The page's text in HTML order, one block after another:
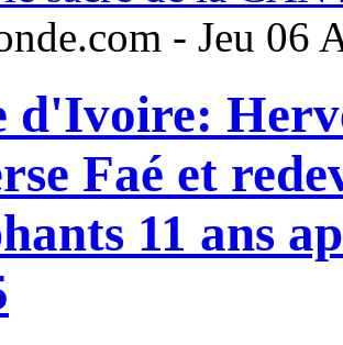
- Jeu 06
d'Ivoire:
Faé et
11 ans